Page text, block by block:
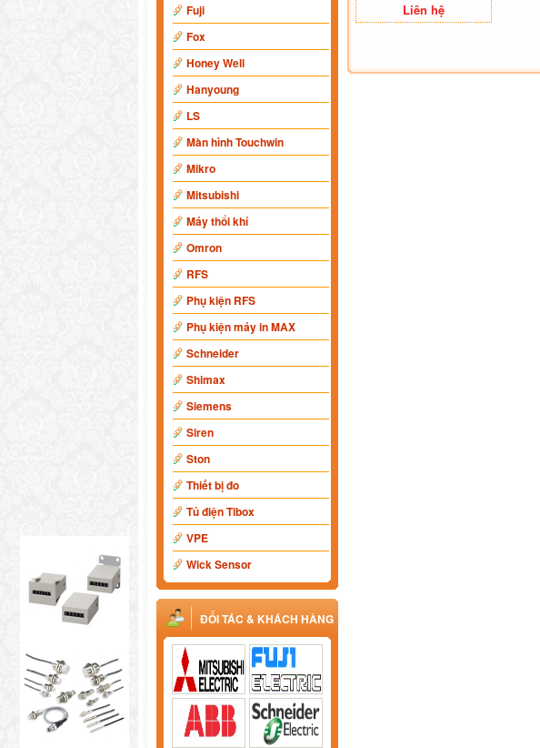
Fuji
Fox
Honey Well
Hanyoung
LS
Màn hình Touchwin
Mikro
Mitsubishi
Máy thổi khí
Omron
RFS
Phụ kiện RFS
Phụ kiện máy in MAX
Schneider
Shimax
Siemens
Siren
Ston
Thiết bị đo
Tủ điện Tibox
VPE
Wick Sensor
ĐỐI TÁC & KHÁCH HÀNG
Liên hệ